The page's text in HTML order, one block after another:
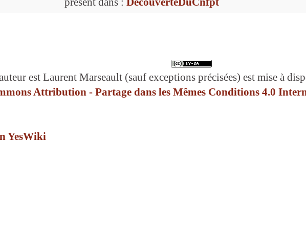
est Laurent Marseault (sauf exceptions précisées) est mise à
Attribution - Partage dans les Mêmes Conditions 4.0
YesWiki